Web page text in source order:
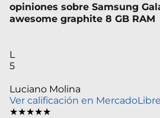
opiniones sobre Samsung
awesome graphite 8 GB RAM
L
5
Luciano Molina
Ver calificación en MercadoLibre
★★★★★